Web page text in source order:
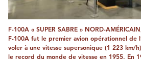
F-100A « SUPER SABRE » NORD-
F-100A fut le premier avion opérationnel de
voler à une vitesse supersonique (1 223 km/
le record du monde de vitesse en 1955. En